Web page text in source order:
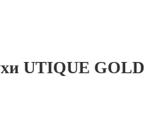
UTIQUE GOLD